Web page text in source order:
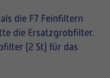
die F7 Feinfiltern
die Ersatzgrobfilter.
(2 St) für das